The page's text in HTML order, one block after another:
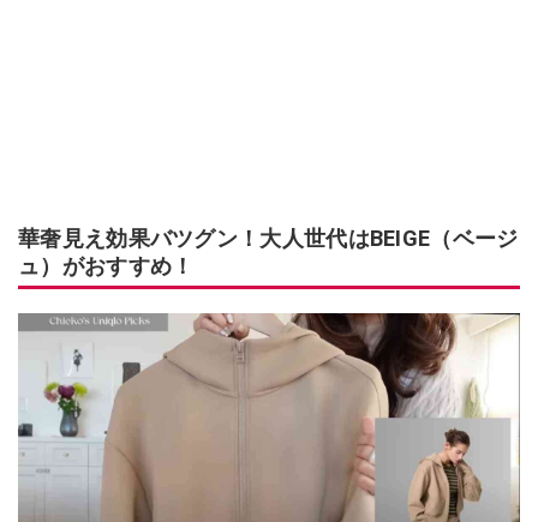
華奢見え効果バツグン！大人世代はBEIGE（ベージ
ュ）がおすすめ！